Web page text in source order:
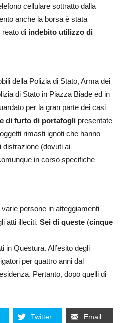
cellulare sottratto dalla
anche la borsa è stata
reato di indebito utilizzo di
della Polizia di Stato, Arma dei
di Stato in Piazza Biade ed in
per la gran parte dei casi
di furto di portafogli presentate
rimasti ignoti che hanno
distrazione (dovuti ai
in corso specifiche
persone in atteggiamenti
atti illeciti. Sei di queste (cinque
in Questura. All’esito degli
per quattro anni dal
Pertanto, dopo quelli di
Twitter Email